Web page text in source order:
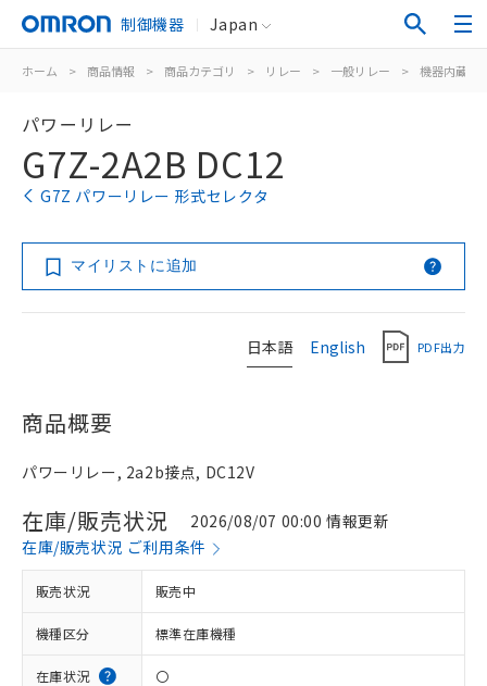
制御機器 Japan
ホーム > 商品情報 > 商品カテゴリ > リレー > 一般リレー > 機器内蔵用
パワーリレー
G7Z-2A2B DC12
G7Z パワーリレー 形式セレクタ
マイリストに追加
日本語 English PDF出力
商品概要
パワーリレー, 2a2b接点, DC12V
在庫/販売状況
2026/08/07 00:00 情報更新
在庫/販売状況 ご利用条件
販売状況 販売中
機種区分 標準在庫機種
在庫状況 〇